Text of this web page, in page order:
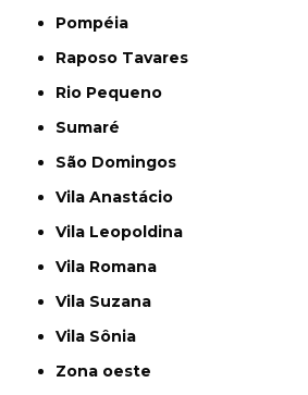
Pompéia
Raposo Tavares
Rio Pequeno
Sumaré
São Domingos
Vila Anastácio
Vila Leopoldina
Vila Romana
Vila Suzana
Vila Sônia
Zona oeste